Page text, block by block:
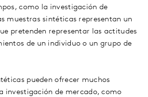
como la investigación de
muestras sintéticas representan un
pretenden representar las actitudes
de un individuo o un grupo de
pueden ofrecer muchos
investigación de mercado, como